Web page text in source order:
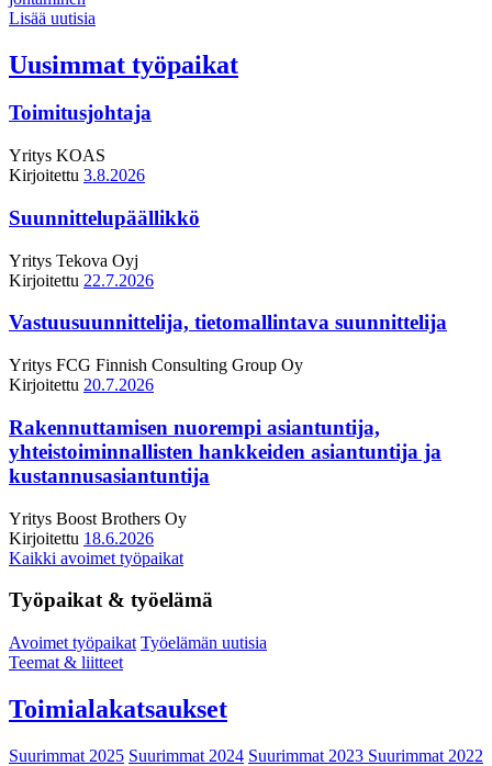
Lisää uutisia
Uusimmat työpaikat
Toimitusjohtaja
Yritys KOAS
Kirjoitettu 3.8.2026
Suunnittelupäällikkö
Yritys Tekova Oyj
Kirjoitettu 22.7.2026
Vastuusuunnittelija, tietomallintava suunnittelija
Yritys FCG Finnish Consulting Group Oy
Kirjoitettu 20.7.2026
Rakennuttamisen nuorempi asiantuntija,
yhteistoiminnallisten hankkeiden asiantuntija ja
kustannusasiantuntija
Yritys Boost Brothers Oy
Kirjoitettu 18.6.2026
Kaikki avoimet työpaikat
Työpaikat & työelämä
Avoimet työpaikat Työelämän uutisia
Teemat & liitteet
Toimialakatsaukset
Suurimmat 2025 Suurimmat 2024 Suurimmat 2023 Suurimmat 2022